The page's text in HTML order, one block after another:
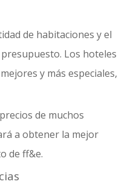
de habitaciones y el
Los hoteles
y más especiales,
de muchos
a obtener la mejor
de ff&e.